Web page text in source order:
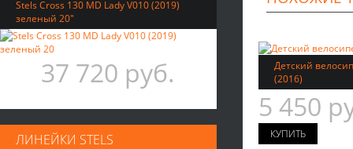
Stels Cross 130 MD Lady V010 (2019)
зеленый 20"
37 720 руб.
ЛИНЕЙКИ STELS
Детский
(2016)
5 450